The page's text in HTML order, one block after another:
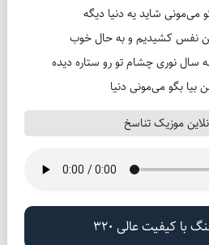
می‌مونی شاید یه دنیا دیگه
نفس کشیدیم و به حال خوب
سال نوری چشام تو رو ستاره دیده
بیا بگو می‌مونی دنیا
موزیک تناسخ
با کیفیت عالی 320